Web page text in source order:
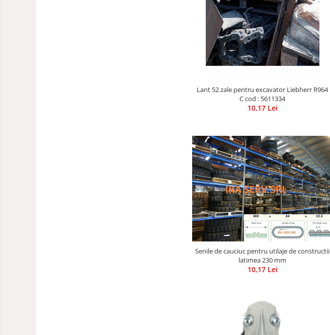
Lant 52 zale pentru excavator Liebherr R964
C cod : 5611334
10,17 Lei
Senile de cauciuc pentru utilaje de constructii
latimea 230 mm
10,17 Lei